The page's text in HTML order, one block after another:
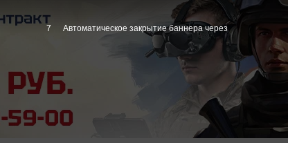
6 Автоматическое закрытие баннера через